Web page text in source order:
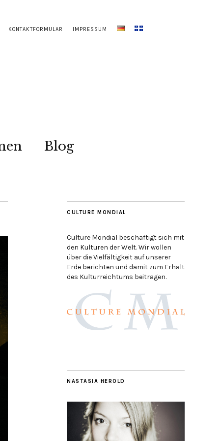
KONTAKTFORMULAR IMPRESSUM
Blog
CULTURE MONDIAL
Culture Mondial beschäftigt sich mit
den Kulturen der Welt. Wir wollen
über die Vielfältigkeit auf unserer
Erde berichten und damit zum Erhalt
des Kulturreichtums beitragen.
NASTASIA HEROLD